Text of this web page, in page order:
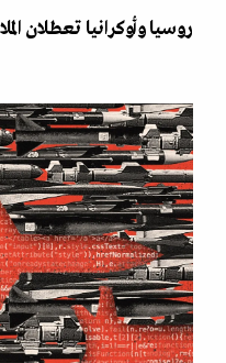
روسيا وأوكرانيا تعطلان